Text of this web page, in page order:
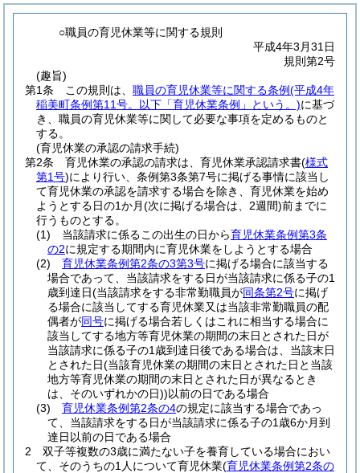
○職員の育児休業等に関する規則
平成4年3月31日
規則第2号
(趣旨)
第1条
この規則は、 職員の育児休業等に関する条例(平成4年
稲美町条例第11号。以下「育児休業条例」という。)に基づ
き、職員の育児休業等に関して必要な事項を定めるものと
する。
(育児休業の承認の請求手続)
第2条
育児休業の承認の請求は、育児休業承認請求書(様式
第1号)により行い、条例第3条第7号に掲げる事情に該当し
て育児休業の承認を請求する場合を除き、育児休業を始め
ようとする日の1か月(次に掲げる場合は、2週間)前までに
行うものとする。
(1)
当該請求に係るこの出生の日から育児休業条例第3条
の2に規定する期間内に育児休業をしようとする場合
(2)
育児休業条例第2条の3第3号に掲げる場合に該当する
場合であって、当該請求をする日が当該請求に係る子の1
歳到達日(当該請求をする非常勤職員が同条第2号に掲げ
る場合に該当してする育児休業又は当該非常勤職員の配
偶者が同号に掲げる場合若しくはこれに相当する場合に
該当してする地方等育児休業の期間の末日とされた日が
当該請求に係る子の1歳到達日後である場合は、当該末日
とされた日(当該育児休業の期間の末日とされた日と当該
地方等育児休業の期間の末日とされた日が異なるとき
は、そのいずれかの日))以前の日である場合
(3)
育児休業条例第2条の4の規定に該当する場合であっ
て、当該請求をする日が当該請求に係る子の1歳6か月到
達日以前の日である場合
2
双子等複数の3歳に満たない子を養育している場合におい
て、そのうちの1人について育児休業(育児休業条例第2条の